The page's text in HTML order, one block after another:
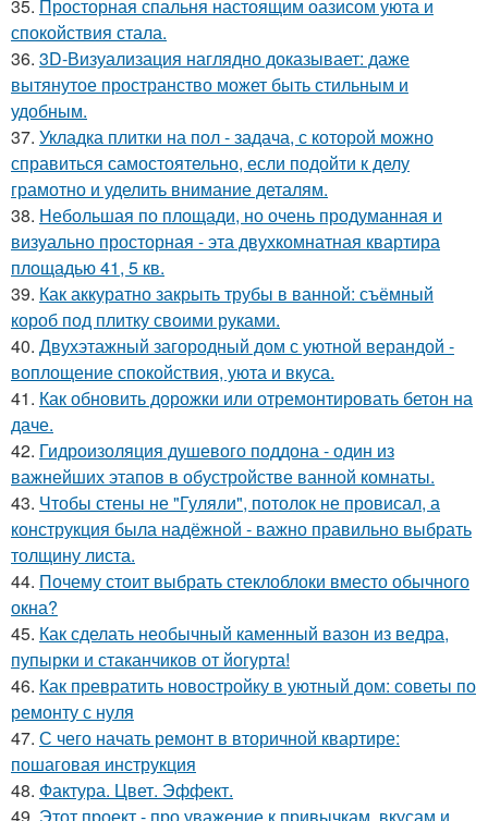
35. Просторная спальня настоящим оазисом уюта и
спокойствия стала.
36. 3D-Визуализация наглядно доказывает: даже
вытянутое пространство может быть стильным и
удобным.
37. Укладка плитки на пол - задача, с которой можно
справиться самостоятельно, если подойти к делу
грамотно и уделить внимание деталям.
38. Небольшая по площади, но очень продуманная и
визуально просторная - эта двухкомнатная квартира
площадью 41, 5 кв.
39. Как аккуратно закрыть трубы в ванной: съёмный
короб под плитку своими руками.
40. Двухэтажный загородный дом с уютной верандой -
воплощение спокойствия, уюта и вкуса.
41. Как обновить дорожки или отремонтировать бетон на
даче.
42. Гидроизоляция душевого поддона - один из
важнейших этапов в обустройстве ванной комнаты.
43. Чтобы стены не "Гуляли", потолок не провисал, а
конструкция была надёжной - важно правильно выбрать
толщину листа.
44. Почему стоит выбрать стеклоблоки вместо обычного
окна?
45. Как сделать необычный каменный вазон из ведра,
пупырки и стаканчиков от йогурта!
46. Как превратить новостройку в уютный дом: советы по
ремонту с нуля
47. С чего начать ремонт в вторичной квартире:
пошаговая инструкция
48. Фактура. Цвет. Эффект.
49. Этот проект - про уважение к привычкам, вкусам и